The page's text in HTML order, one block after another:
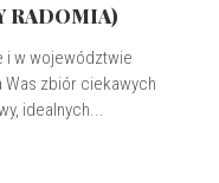
RADOMIA)
i w województwie
Was zbiór ciekawych
idealnych...